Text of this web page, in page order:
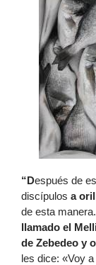
“Después de
discípulos a
de esta manera.
llamado el
de Zebedeo y
les dice: «Voy